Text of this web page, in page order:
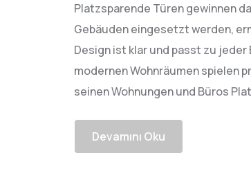
Platzsparende Türen gewinnen
Gebäuden eingesetzt werden,
Design ist klar und passt zu
modernen Wohnräumen spielen
seinen Wohnungen und Büros
Devamını Oku